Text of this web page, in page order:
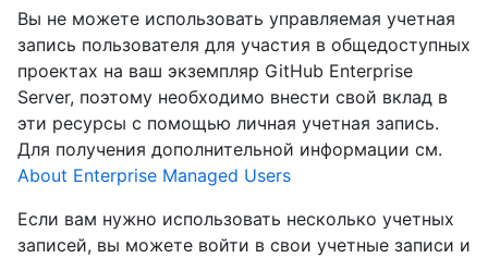
Вы не можете использовать управляемая учетная
запись пользователя для участия в общедоступных
проектах на ваш экземпляр GitHub Enterprise
Server, поэтому необходимо внести свой вклад в
эти ресурсы с помощью личная учетная запись.
Для получения дополнительной информации см.
About Enterprise Managed Users
Если вам нужно использовать несколько учетных
записей, вы можете войти в свои учетные записи и